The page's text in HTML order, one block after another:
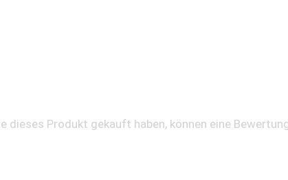
dieses Produkt gekauft haben, können eine